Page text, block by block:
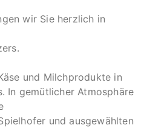
wir Sie herzlich in
und Milchprodukte in
In gemütlicher Atmosphäre
und ausgewählten